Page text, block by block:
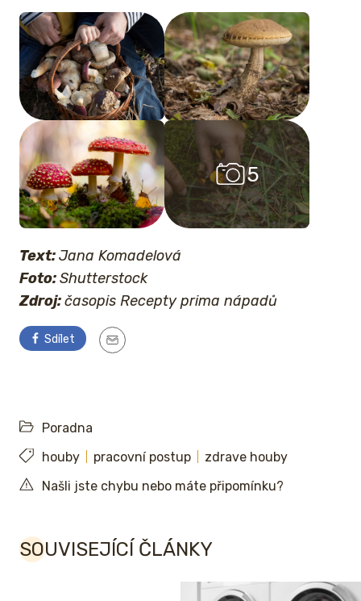
5
Text:Jana Komadelová
Foto:Shutterstock
Zdroj:časopis Recepty prima nápadů
Sdílet
Poradna
houby
pracovní postup
zdrave houby
Našli jste chybu nebo máte připomínku?
SOUVISEJÍCÍ ČLÁNKY